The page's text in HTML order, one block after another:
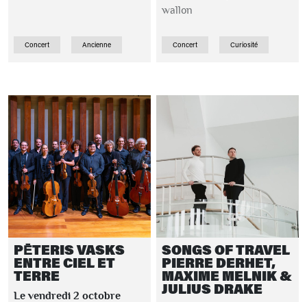
Concert Ancienne
wallon
Concert Curiosité
PĒTERIS VASKS
ENTRE CIEL ET
TERRE
Le vendredi 2 octobre
SONGS OF TRAVEL
PIERRE DERHET,
MAXIME MELNIK &
JULIUS DRAKE